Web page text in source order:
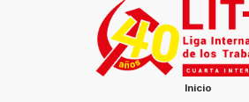
Inicio